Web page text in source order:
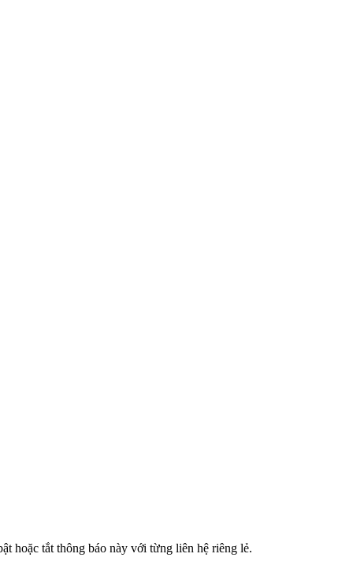
hoặc tắt thông báo này với từng liên hệ riêng lẻ.